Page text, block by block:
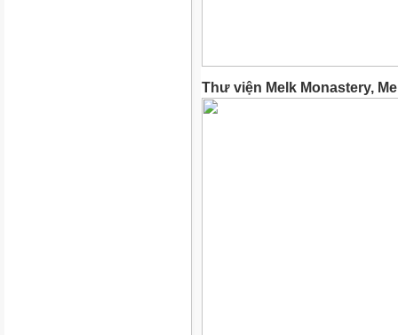
Thư viện Melk Monastery,